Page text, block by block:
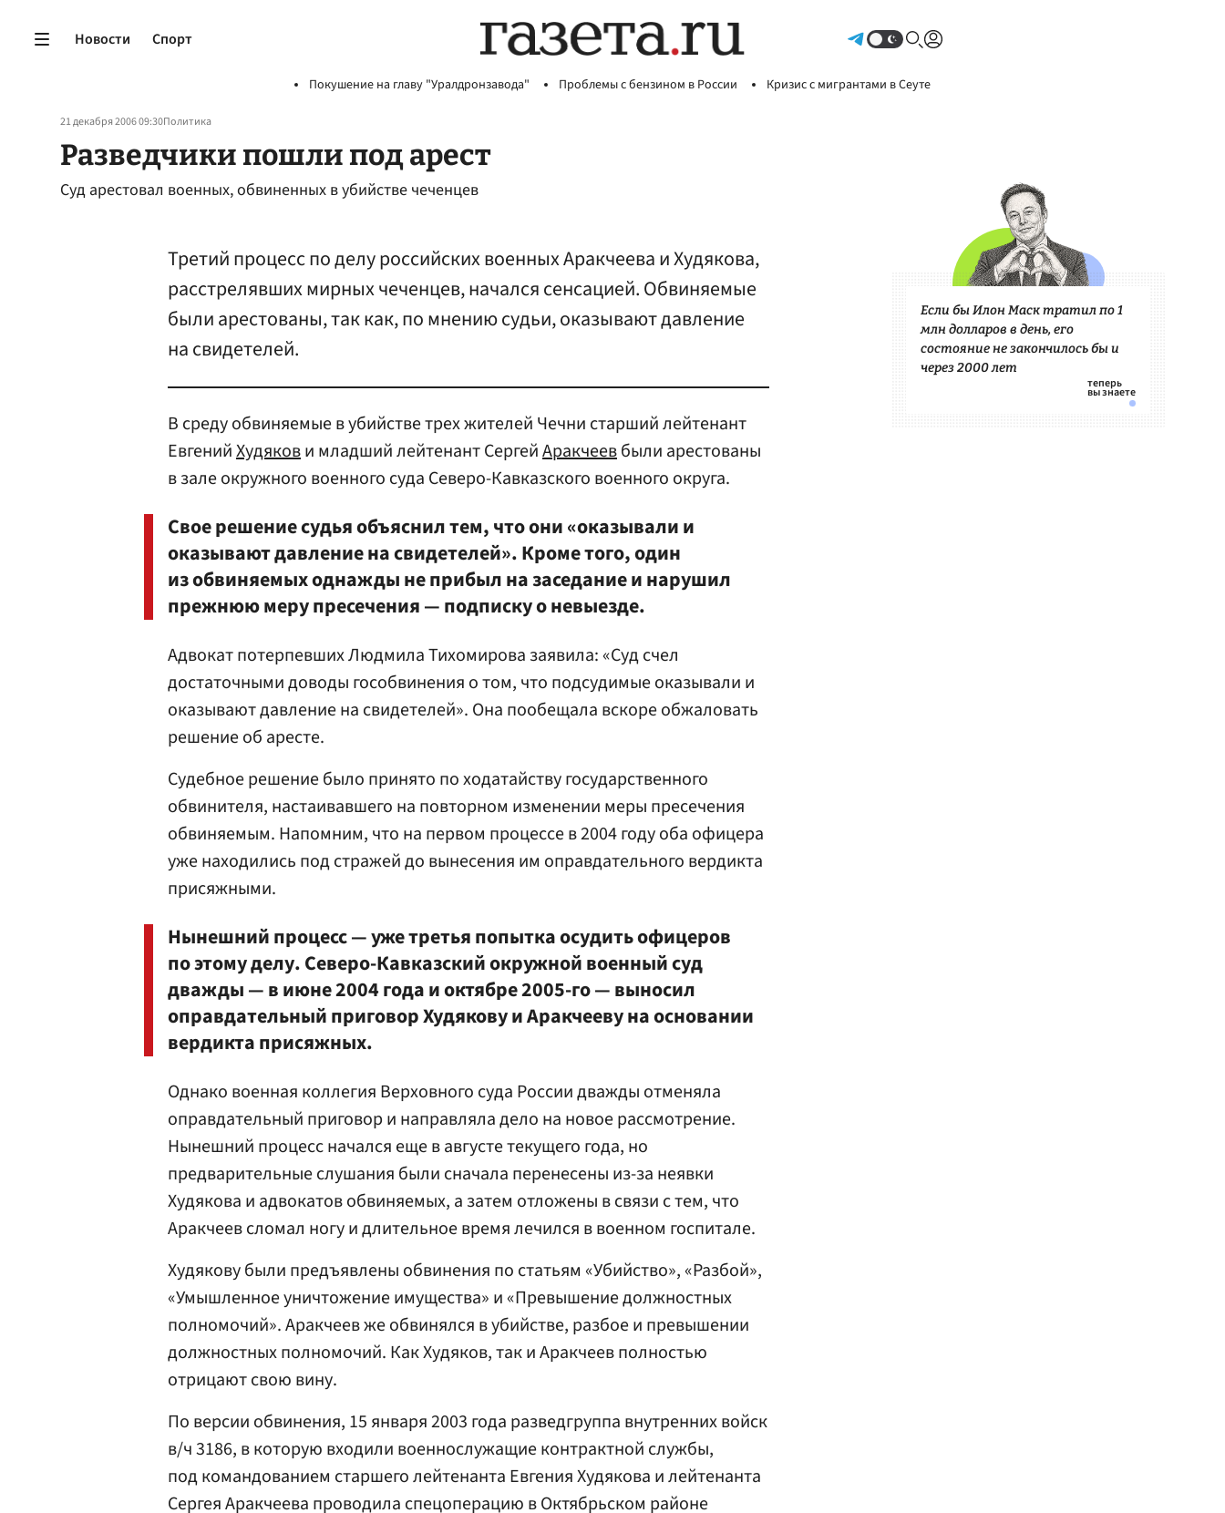
Новости Спорт
Покушение на главу "Уралдронзавода" Проблемы с бензином в России Кризис с мигрантами в Сеуте
21 декабря 2006 09:30Политика
Разведчики пошли под арест
Суд арестовал военных, обвиненных в убийстве чеченцев
Третий процесс по делу российских военных Аракчеева и Худякова,
расстрелявших мирных чеченцев, начался сенсацией. Обвиняемые
были арестованы, так как, по мнению судьи, оказывают давление
на свидетелей.
В среду обвиняемые в убийстве трех жителей Чечни старший лейтенант
ЕвгенийХудякови младший лейтенант СергейАракчеевбыли арестованы
в зале окружного военного суда Северо-Кавказского военного округа.
Свое решение судья объяснил тем, что они «оказывали и
оказывают давление на свидетелей». Кроме того, один
из обвиняемых однажды не прибыл на заседание и нарушил
прежнюю меру пресечения — подписку о невыезде.
Адвокат потерпевших Людмила Тихомирова заявила: «Суд счел
достаточными доводы гособвинения о том, что подсудимые оказывали и
оказывают давление на свидетелей». Она пообещала вскоре обжаловать
решение об аресте.
Судебное решение было принято по ходатайству государственного
обвинителя, настаивавшего на повторном изменении меры пресечения
обвиняемым. Напомним, что на первом процессе в 2004 году оба офицера
уже находились под стражей до вынесения им оправдательного вердикта
присяжными.
Нынешний процесс — уже третья попытка осудить офицеров
по этому делу. Северо-Кавказский окружной военный суд
дважды — в июне 2004 года и октябре 2005-го — выносил
оправдательный приговор Худякову и Аракчееву на основании
вердикта присяжных.
Однако военная коллегия Верховного суда России дважды отменяла
оправдательный приговор и направляла дело на новое рассмотрение.
Нынешний процесс начался еще в августе текущего года, но
предварительные слушания были сначала перенесены из-за неявки
Худякова и адвокатов обвиняемых, а затем отложены в связи с тем, что
Аракчеев сломал ногу и длительное время лечился в военном госпитале.
Худякову были предъявлены обвинения по статьям «Убийство», «Разбой»,
«Умышленное уничтожение имущества» и «Превышение должностных
полномочий». Аракчеев же обвинялся в убийстве, разбое и превышении
должностных полномочий. Как Худяков, так и Аракчеев полностью
отрицают свою вину.
По версии обвинения, 15 января 2003 года разведгруппа внутренних войск
в/ч 3186, в которую входили военнослужащие контрактной службы,
под командованием старшего лейтенанта Евгения Худякова и лейтенанта
Сергея Аракчеева проводила спецоперацию в Октябрьском районе
Если бы Илон Маск тратил по 1
млн долларов в день, его
состояние не закончилось бы и
через 2000 лет